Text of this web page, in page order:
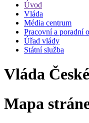
Úvod
Vláda
Média centrum
Pracovní a poradní
Úřad vlády
Státní služba
Vláda
Mapa